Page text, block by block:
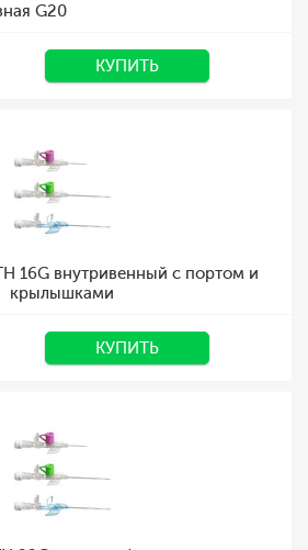
G20
КУПИТЬ
16G внутривенный с портом и
крылышками
КУПИТЬ